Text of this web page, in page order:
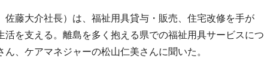
藤大介社長）は、福祉用具貸与・販売、住宅改修を手が
活を支える。離島を多く抱える県での福祉用具サービスにつ
、ケアマネジャーの松山仁美さんに聞いた。